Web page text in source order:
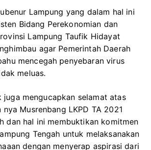
Lampung yang dalam hal ini
Bidang Perekonomian dan
Lampung Taufik Hidayat
agar Pemerintah Daerah
mencegah penyebaran virus
meluas.
juga mengucapkan selamat atas
Musrenbang LKPD TA 2021
dan hal ini membuktikan komitmen
Tengah untuk melaksanakan
dengan menyerap aspirasi dari